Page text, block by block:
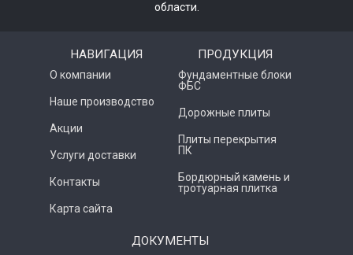
области.
НАВИГАЦИЯ
О компании
Наше производство
Акции
Услуги доставки
Контакты
Карта сайта
ПРОДУКЦИЯ
Фундаментные блоки
ФБС
Дорожные плиты
Плиты перекрытия
ПК
Бордюрный камень и
тротуарная плитка
ДОКУМЕНТЫ